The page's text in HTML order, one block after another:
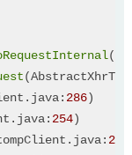
286)
254)
274